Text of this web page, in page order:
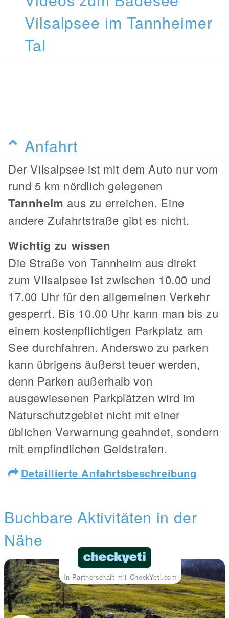
Vilsalpsee im Tannheimer
Tal
Anfahrt
Der Vilsalpsee ist mit dem Auto nur vom
rund 5 km nördlich gelegenen
Tannheim aus zu erreichen. Eine
andere Zufahrtstraße gibt es nicht.
Wichtig zu wissen
Die Straße von Tannheim aus direkt
zum Vilsalpsee ist zwischen 10.00 und
17.00 Uhr für den allgemeinen Verkehr
gesperrt. Bis 10.00 Uhr kann man bis zu
einem kostenpflichtigen Parkplatz am
See durchfahren. Anderswo zu parken
kann übrigens äußerst teuer werden,
denn Parken außerhalb von
ausgewiesenen Parkplätzen wird im
Naturschutzgebiet nicht mit einer
üblichen Verwarnung geahndet, sondern
mit empfindlichen Geldstrafen.
Detaillierte Anfahrtsbeschreibung
Buchbare Aktivitäten in der
Nähe
In Partnerschaft mit CheckYeti.com